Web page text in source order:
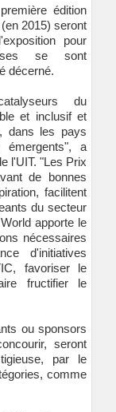
édition
2015) seront
pour
se sont
décerné.
du
et inclusif et
dans les pays
émergents", a
l'UIT. "Les Prix
de bonnes
facilitent
du secteur
apporte le
nécessaires
d'initiatives
favoriser le
fructifier le
ou sponsors
seront
par le
comme